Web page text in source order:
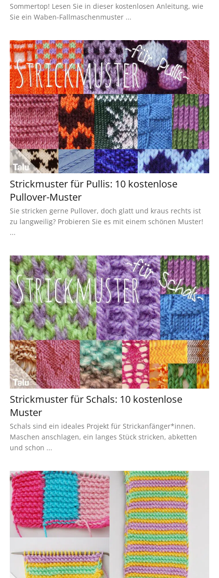
Sommertop! Lesen Sie in dieser kostenlosen Anleitung, wie
Sie ein Waben-Fallmaschenmuster ...
Strickmuster für Pullis: 10 kostenlose
Pullover-Muster
Sie stricken gerne Pullover, doch glatt und kraus rechts ist
zu langweilig? Probieren Sie es mit einem schönen Muster!
...
Strickmuster für Schals: 10 kostenlose
Muster
Schals sind ein ideales Projekt für Strickanfänger*innen.
Maschen anschlagen, ein langes Stück stricken, abketten
und schon ...